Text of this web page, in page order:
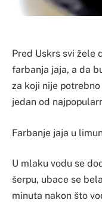
Pred Uskrs svi žele
farbanja jaja, a da
za koji nije
jedan od
Farbanje jaja u
U mlaku vodu se
šerpu, ubace se
minuta nakon što